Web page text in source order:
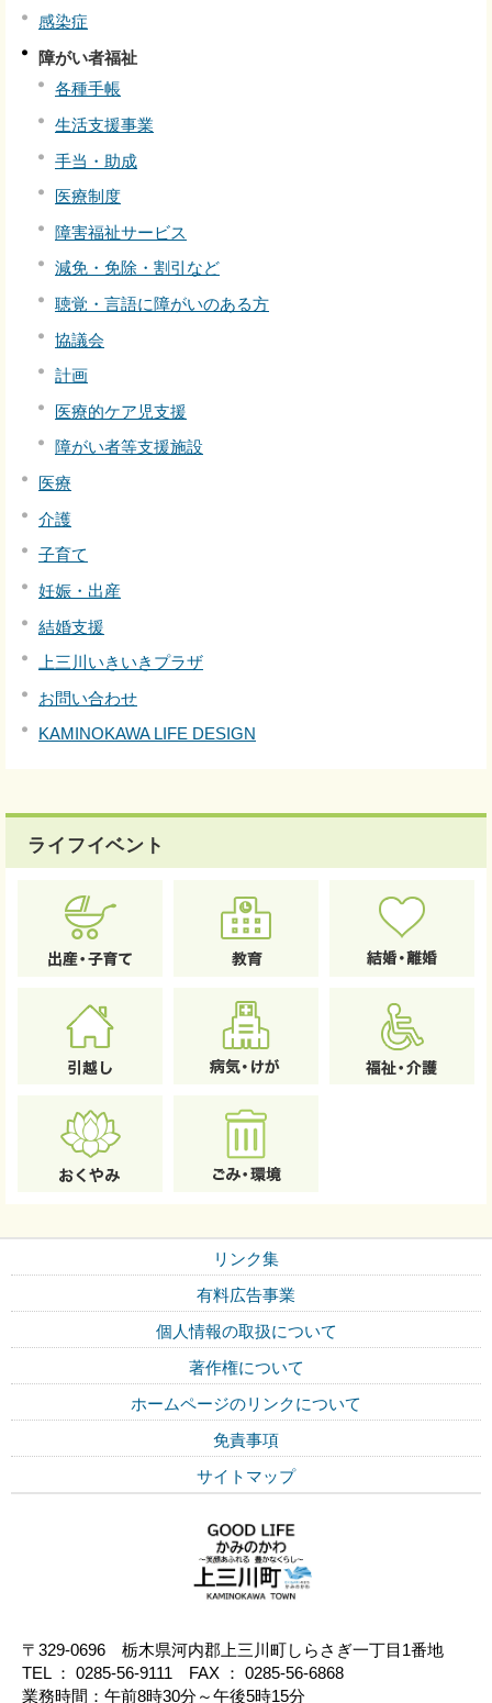
感染症
障がい者福祉
各種手帳
生活支援事業
手当・助成
医療制度
障害福祉サービス
減免・免除・割引など
聴覚・言語に障がいのある方
協議会
計画
医療的ケア児支援
障がい者等支援施設
医療
介護
子育て
妊娠・出産
結婚支援
上三川いきいきプラザ
お問い合わせ
KAMINOKAWA LIFE DESIGN
ライフイベント
リンク集
有料広告事業
個人情報の取扱について
著作権について
ホームページのリンクについて
免責事項
サイトマップ
〒329-0696 栃木県河内郡上三川町しらさぎ一丁目1番地
TEL ： 0285-56-9111 FAX ： 0285-56-6868
業務時間：午前8時30分～午後5時15分